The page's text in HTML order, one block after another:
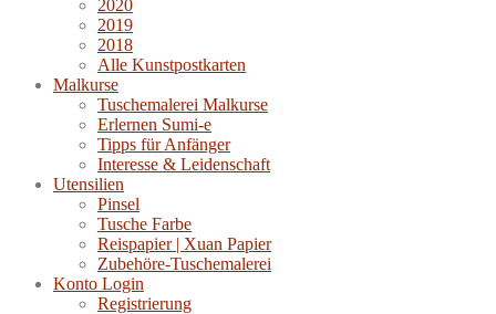
2020
2019
2018
Alle Kunstpostkarten
Malkurse
Tuschemalerei Malkurse
Erlernen Sumi-e
Tipps für Anfänger
Interesse & Leidenschaft
Utensilien
Pinsel
Tusche Farbe
Reispapier | Xuan Papier
Zubehöre-Tuschemalerei
Konto Login
Registrierung